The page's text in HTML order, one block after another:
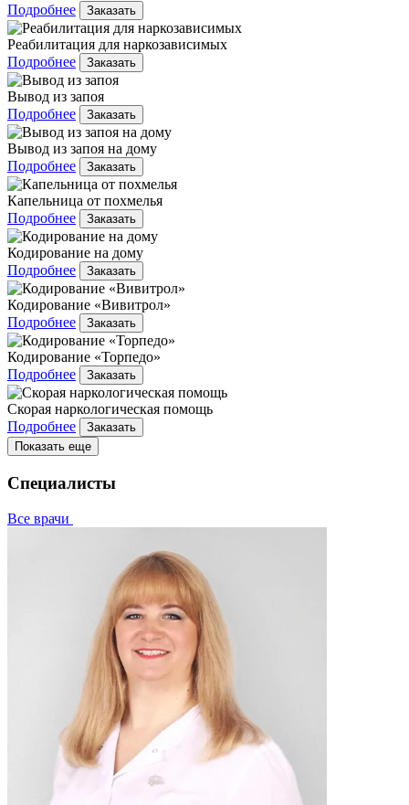
Подробнее
Заказать
Реабилитация для наркозависимых
Подробнее
Заказать
Вывод из запоя
Подробнее
Заказать
Вывод из запоя на дому
Подробнее
Заказать
Капельница от похмелья
Подробнее
Заказать
Кодирование на дому
Подробнее
Заказать
Кодирование «Вивитрол»
Подробнее
Заказать
Кодирование «Торпедо»
Подробнее
Заказать
Скорая наркологическая помощь
Подробнее
Заказать
Показать еще
Специалисты
Все врачи